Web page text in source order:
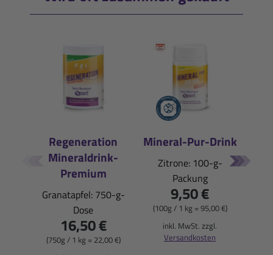
Regeneration
Mineraldrink-
Premium
Granatapfel: 750-g-
Dose
16,50 €
(750g / 1 kg = 22,00 €)
Mineral-Pur-Drink
Zitrone: 100-g-
Packung
9,50 €
(100g / 1 kg = 95,00 €)
inkl. MwSt. zzgl.
Versandkosten